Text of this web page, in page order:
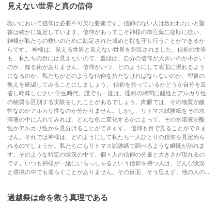
見えない世界と真の信仰
救いにおいて信仰は必要不可欠な要素です。信仰のない人は救われないと聖
書は確かに規定しています。信仰があってこそ神様の御言葉に従順に従い、
神様が私たちの救いのために制定された戒めと掟を守り行うことができるか
らです。 神様は、見える世界と見えない世界を創造されました。信仰の世界
も、私たちの目には見えないので、普段は、自分の信仰が大きいのか小さい
のか、知る術がありません。信仰がいつ、どのようにして表面に現れるよう
になるのか、私たちがどのような信仰を持たなければならないのか、聖書の
教えを確認してみることにしましょう。 信仰を持っているかどうか自分を反
省し吟味しなさい 学生時代、誰でも一度は、理科の時間に酸性とアルカリ性
の物質を区別する実験をしたことがあるでしょう。肉眼では、その物質が酸
性なのかアルカリ性なのか分かりません。しかし、リトマス試験紙をその水
溶液の中に入れてみれば、どんな色に変化するかによって、その水溶液が酸
性かアルカリ性かを見分けることができます。 信仰も目で見ることができま
せん。それでは神様は、どのようにして私たち一人ひとりの信仰を見定めら
れるのでしょうか。私たちにもリトマス試験紙で調べるような瞬間が訪れま
す。そのような特定の状況の中で、個々人の信仰の分量と大きさが現れるの
です。いつも神様が一緒にいらっしゃるという信仰を持つ人は、どんな状況
と環境の中でも搖らぐことがありません。その反面、そう思えず、他の人の...
過越祭は命を救う真理である